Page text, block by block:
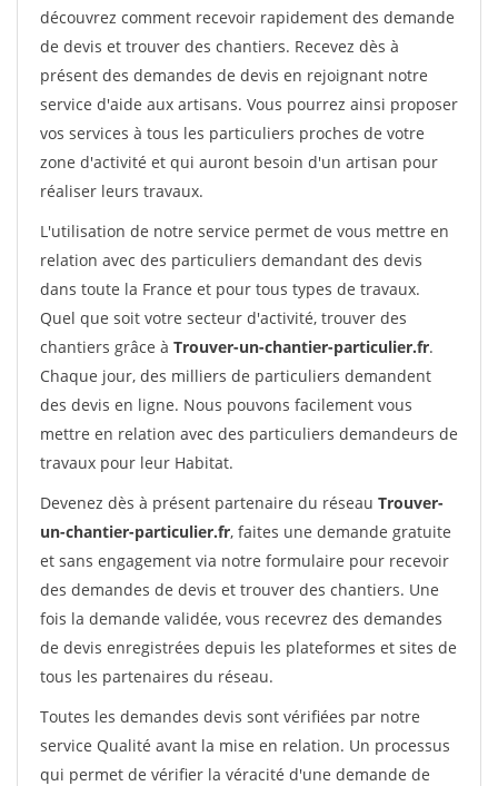
découvrez comment recevoir rapidement des demande
de devis et trouver des chantiers. Recevez dès à
présent des demandes de devis en rejoignant notre
service d'aide aux artisans. Vous pourrez ainsi proposer
vos services à tous les particuliers proches de votre
zone d'activité et qui auront besoin d'un artisan pour
réaliser leurs travaux.
L'utilisation de notre service permet de vous mettre en
relation avec des particuliers demandant des devis
dans toute la France et pour tous types de travaux.
Quel que soit votre secteur d'activité, trouver des
chantiers grâce à Trouver-un-chantier-particulier.fr.
Chaque jour, des milliers de particuliers demandent
des devis en ligne. Nous pouvons facilement vous
mettre en relation avec des particuliers demandeurs de
travaux pour leur Habitat.
Devenez dès à présent partenaire du réseau Trouver-
un-chantier-particulier.fr, faites une demande gratuite
et sans engagement via notre formulaire pour recevoir
des demandes de devis et trouver des chantiers. Une
fois la demande validée, vous recevrez des demandes
de devis enregistrées depuis les plateformes et sites de
tous les partenaires du réseau.
Toutes les demandes devis sont vérifiées par notre
service Qualité avant la mise en relation. Un processus
qui permet de vérifier la véracité d'une demande de